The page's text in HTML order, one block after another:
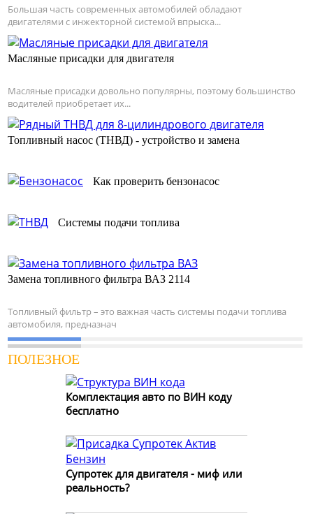
Большая часть современных автомобилей обладают
двигателями с инжекторной системой впрыска...
Масляные присадки для двигателя
Масляные присадки довольно популярны, поэтому большинство
водителей приобретает их...
Топливный насос (ТНВД) - устройство и замена
Как проверить бензонасос
Системы подачи топлива
Замена топливного фильтра ВАЗ 2114
Топливный фильтр – это важная часть системы подачи топлива
автомобиля, предназнач
ПОЛЕЗНОЕ
Комплектация авто по ВИН коду
бесплатно
Супротек для двигателя - миф или
реальность?